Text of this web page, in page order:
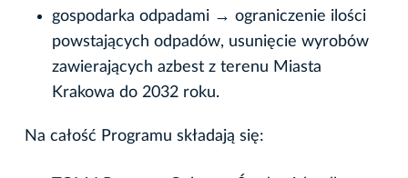
gospodarka odpadami → ograniczenie ilości
powstających odpadów, usunięcie wyrobów
zawierających azbest z terenu Miasta
Krakowa do 2032 roku.
Na całość Programu składają się: